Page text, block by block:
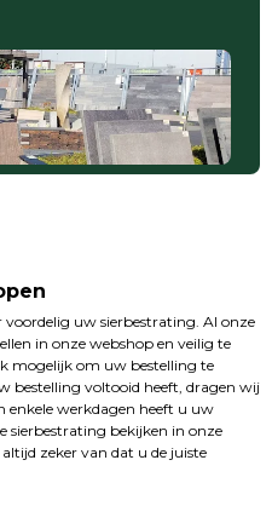
uw sierbestrating. Al onze
in onze webshop en veilig te
mogelijk om uw bestelling te
bestelling voltooid heeft, dragen wij
enkele werkdagen heeft u uw
sierbestrating bekijken in onze
zeker van dat u de juiste